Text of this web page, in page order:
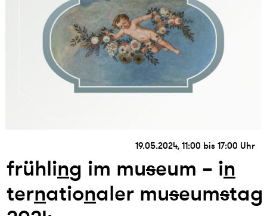
19.05.2024, 11:00 bis 17:00 Uhr
frühling im museum – in
ternationaler museumstag